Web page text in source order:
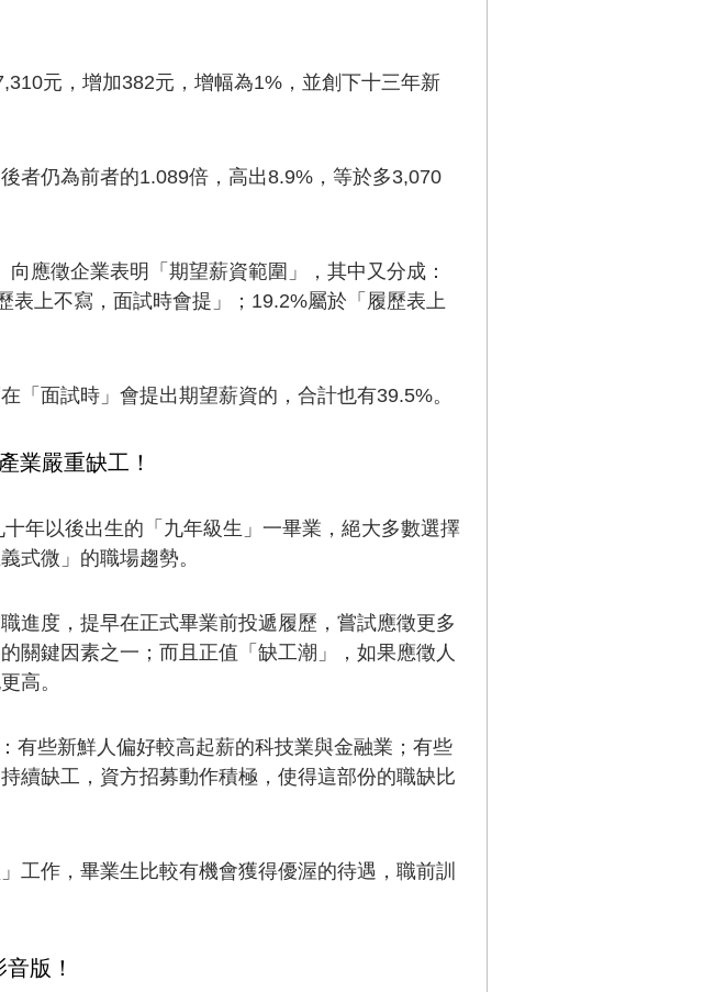
元，增加382元，增幅為1%，並創下十三年新
者仍為前者的1.089倍，高出8.9%，等於多3,070
應徵企業表明「期望薪資範圍」，其中又分成：
表上不寫，面試時會提」；19.2%屬於「履歷表上
「面試時」會提出期望薪資的，合計也有39.5%。
業嚴重缺工！
年以後出生的「九年級生」一畢業，絕大多數選擇
式微」的職場趨勢。
進度，提早在正式畢業前投遞履歷，嘗試應徵更多
關鍵因素之一；而且正值「缺工潮」，如果應徵人
高。
有些新鮮人偏好較高起薪的科技業與金融業；有些
續缺工，資方招募動作積極，使得這部份的職缺比
工作，畢業生比較有機會獲得優渥的待遇，職前訓
版！